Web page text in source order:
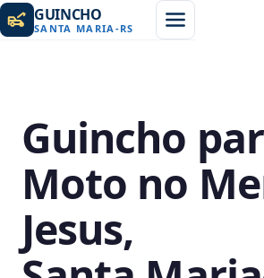
GUINCHO
SANTA MARIA -RS
Guincho
Moto no
Jesus,